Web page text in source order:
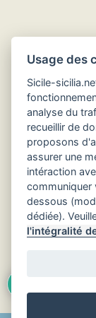
Usage des
Sicile-
analyse du
recueillir de
proposons
assurer une
intéraction
communiquer
dessous
dédiée).
l'intégralité